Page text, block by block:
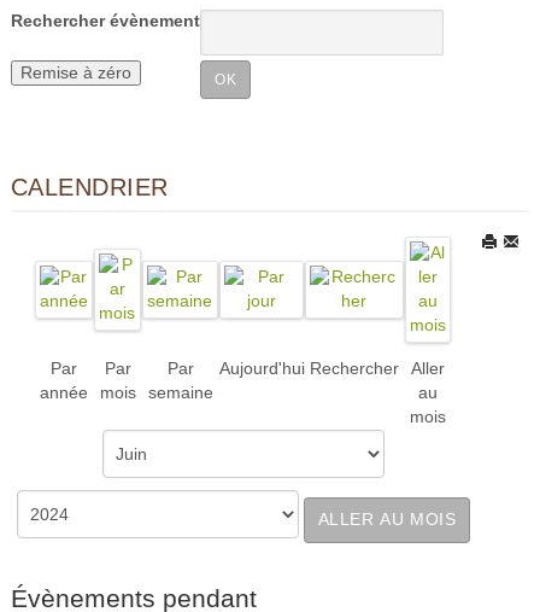
Rechercher évènement
CALENDRIER
Par
année
Par
mois
Par
semaine
Aujourd'hui Rechercher
Aller
au
mois
ALLER AU MOIS
Évènements pendant